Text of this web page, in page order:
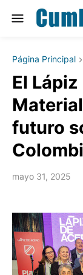
Página Principal
El
futuro
mayo 31, 2025